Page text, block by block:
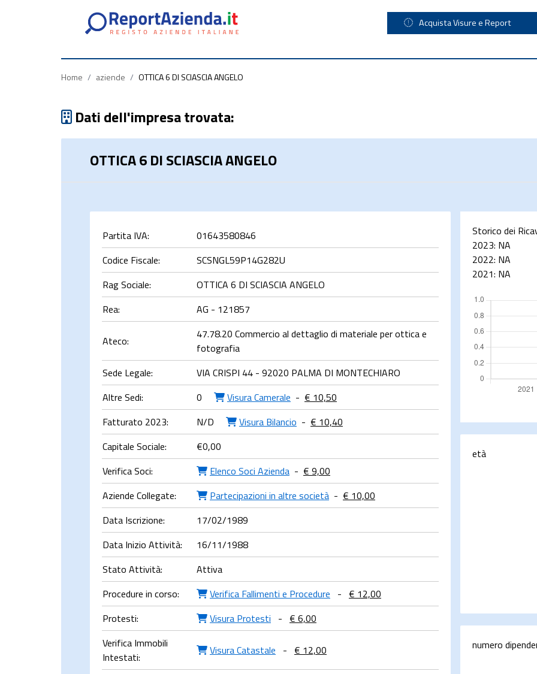
Acquista Visure e Report
Home / aziende / OTTICA 6 DI SCIASCIA ANGELO
Dati dell'impresa trovata:
OTTICA 6 DI SCIASCIA ANGELO
Partita IVA:
01643580846
Codice Fiscale:
SCSNGL59P14G282U
Rag Sociale:
OTTICA 6 DI SCIASCIA ANGELO
Rea:
AG - 121857
Ateco:
47.78.20 Commercio al dettaglio di materiale per ottica e
fotografia
Sede Legale:
VIA CRISPI 44 - 92020 PALMA DI MONTECHIARO
Altre Sedi:
0 Visura Camerale - € 10,50
Fatturato 2023:
N/D Visura Bilancio - € 10,40
Capitale Sociale:
€0,00
Verifica Soci:
Elenco Soci Azienda - € 9,00
Aziende Collegate:
Partecipazioni in altre società - € 10,00
Data Iscrizione:
17/02/1989
Data Inizio Attività:
16/11/1988
Stato Attività:
Attiva
Procedure in corso:
Verifica Fallimenti e Procedure - € 12,00
Protesti:
Visura Protesti - € 6,00
Verifica Immobili
Intestati:
Visura Catastale - € 12,00
Storico dei
2023: NA
2022: NA
2021: NA
età
numero